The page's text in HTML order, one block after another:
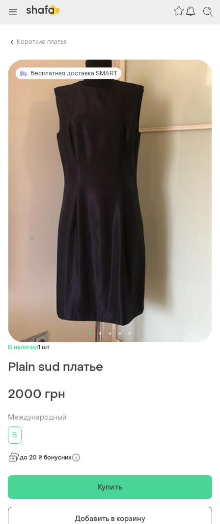
Короткие платья
Бесплатная доставка SMART
В наличии1 шт
Plain sud платье
2000 грн
Международный
S
до 20 ₴ бонусних
Купить
Добавить в корзину